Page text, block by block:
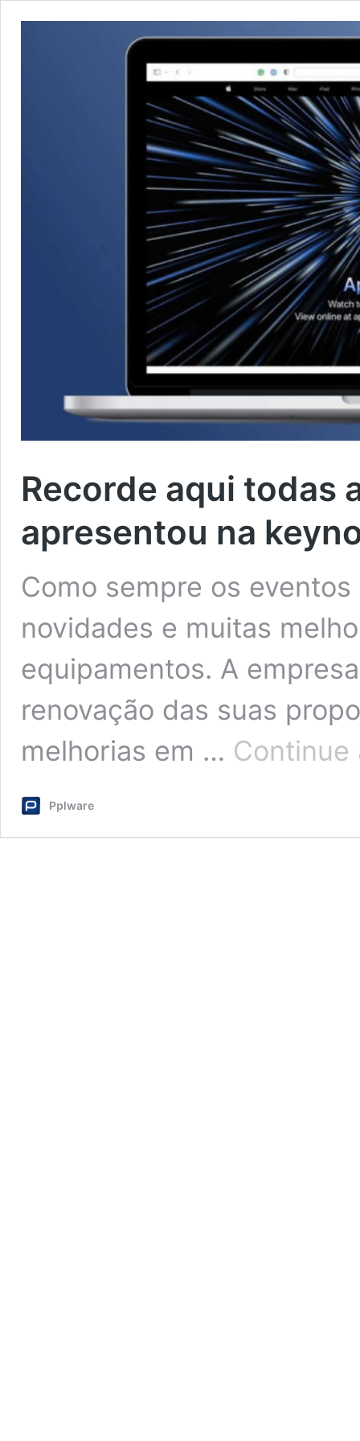
Recorde aqui todas
apresentou na
Como sempre os
novidades e muitas
equipamentos. A
renovação das suas
melhorias em … Continue
Pplware